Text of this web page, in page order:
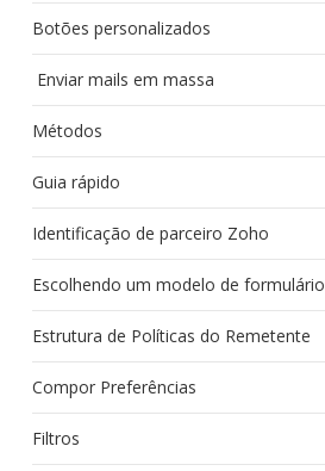
Botões personalizados
Enviar mails em massa
Métodos
Guia rápido
Identificação de parceiro Zoho
Escolhendo um modelo de formulário
Estrutura de Políticas do Remetente
Compor Preferências
Filtros